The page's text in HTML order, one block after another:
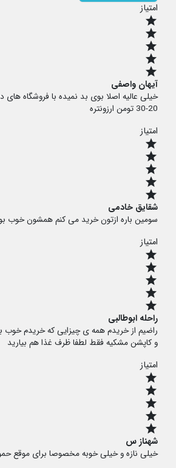
امتیاز
star
star
star
star
star
آیهان واصفی
خیلی عالیه اصلا بوی بد نمیده با فروشگاه های
20-30 تومن ارزونتره
امتیاز
star
star
star
star
star
شقایق خادمی
سومین باره ازتون خرید می کنم همشون خوب
امتیاز
star
star
star
star
star
راحله ابوطالبی
راضیم از خریدم همه ی چیزایی که خریدم خوب
و کاپشن مشکیه فقط لطفا ظرف غذا هم بیارید
امتیاز
star
star
star
star
star
شهناز س
خیلی نازه و خیلی خوبه مخصوصا برای موقع